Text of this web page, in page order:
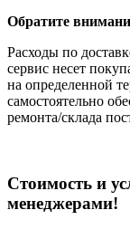
Обратите
Расходы по
сервис несет
на определенной
самостоятельно
ремонта/склада
Cтоимость и
менеджерами!